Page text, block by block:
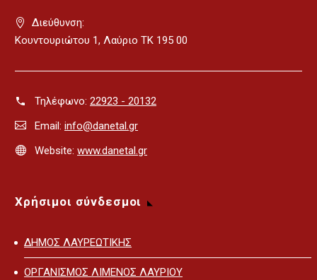
Διεύθυνση:
Κουντουριώτου 1, Λαύριο ΤΚ 195 00
Τηλέφωνο: 22923 - 20132
Email: info@danetal.gr
Website: www.danetal.gr
Χρήσιμοι σύνδεσμοι
ΔΗΜΟΣ ΛΑΥΡΕΩΤΙΚΗΣ
ΟΡΓΑΝΙΣΜΟΣ ΛΙΜΕΝΟΣ ΛΑΥΡΙΟΥ